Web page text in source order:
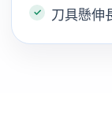
刀具懸伸